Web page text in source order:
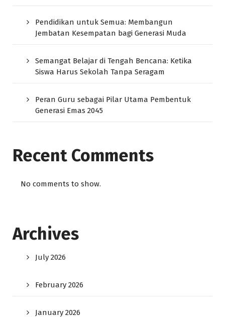
Pendidikan untuk Semua: Membangun
Jembatan Kesempatan bagi Generasi Muda
Semangat Belajar di Tengah Bencana: Ketika
Siswa Harus Sekolah Tanpa Seragam
Peran Guru sebagai Pilar Utama Pembentuk
Generasi Emas 2045
Recent Comments
No comments to show.
Archives
July 2026
February 2026
January 2026